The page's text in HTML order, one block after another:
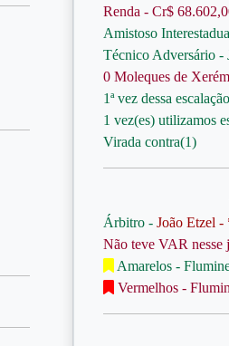
Renda - Cr$
Amistoso
Técnico Adversário -
0 Moleques de Xerém
1ª vez dessa
1 vez(es) utilizamos
Virada contra(1)
Árbitro - João Etzel
Não teve VAR nesse
Amarelos -
Vermelhos -